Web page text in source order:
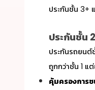
ประกันชั้น 3+
ประกันชั้น
ประกันรถยนต์
ถูกกว่าชั้น 1 แ
คุ้มครองการ